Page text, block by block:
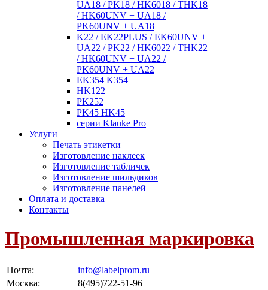
UA18 / PK18 / HK6018 / THK18
/ HK60UNV + UA18 /
PK60UNV + UA18
K22 / EK22PLUS / EK60UNV +
UA22 / PK22 / HK6022 / THK22
/ HK60UNV + UA22 /
PK60UNV + UA22
EK354 K354
HK122
PK252
PK45 HK45
серии Klauke Pro
Услуги
Печать этикетки
Изготовление наклеек
Изготовление табличек
Изготовление шильдиков
Изготовление панелей
Оплата и доставка
Контакты
Промышленная маркировка
Почта:
info@labelprom.ru
Москва: 8(495)722-51-96